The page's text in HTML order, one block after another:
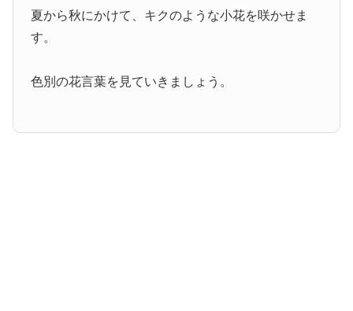
夏から秋にかけて、キクのような小花を咲かせま
す。
色別の花言葉を見ていきましょう。